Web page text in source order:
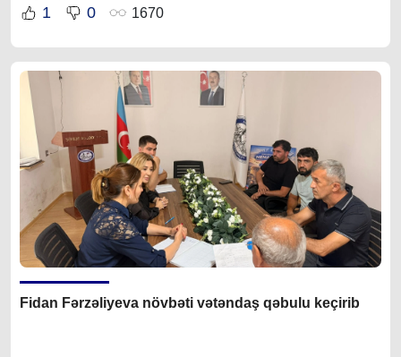
1 0 1670
Fidan Fərzəliyeva növbəti vətəndaş qəbulu keçirib